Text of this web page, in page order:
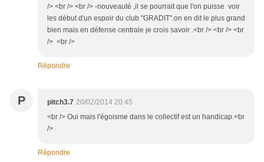
/> <br /> <br /> -nouveauté ,il se pourrait que l'on puisse voir
les début d'un espoir du club "GRADIT".on en dit le plus grand
bien mais en défense centrale je crois savoir .<br /> <br /> <br
/> <br />
Répondre
P pitch3.7 20/02/2014 20:45
<br /> Oui mais l'égoisme dans le collectif est un handicap.<br
/>
Répondre